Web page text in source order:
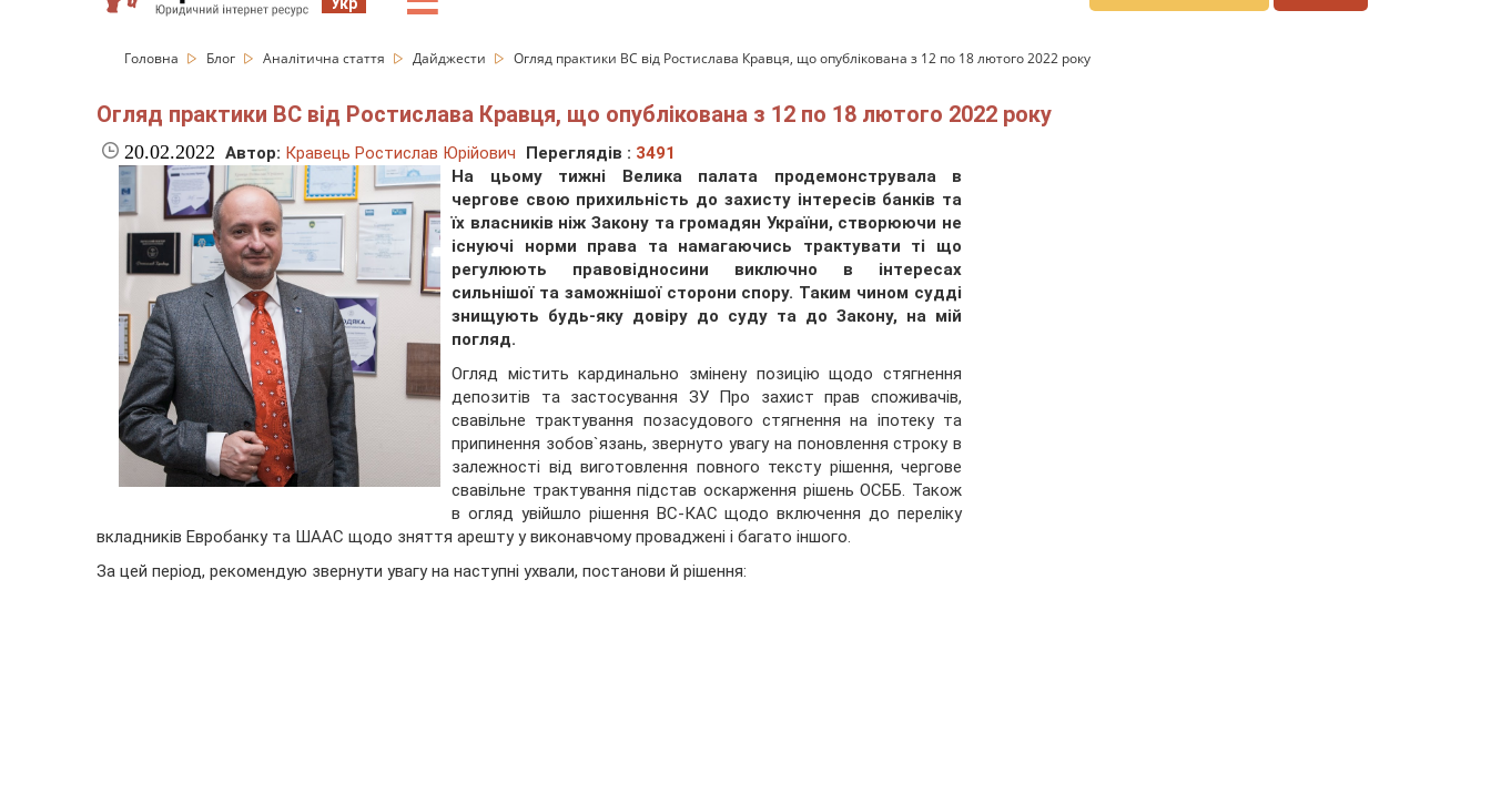
Головна Блог Аналітична стаття Дайджести Огляд практики ВС від Ростислава Кравця, що опублікована з 12 по 18 лютого 2022 року
Огляд практики ВС від Ростислава Кравця, що опублікована з 12 по 18 лютого 2022 року
20.02.2022 Автор: Кравець Ростислав Юрійович Переглядів : 3491
На цьому тижні Велика палата продемонструвала в
чергове свою прихильність до захисту інтересів банків та
їх власників ніж Закону та громадян України, створюючи не
існуючі норми права та намагаючись трактувати ті що
регулюють правовідносини виключно в інтересах
сильнішої та заможнішої сторони спору. Таким чином судді
знищують будь-яку довіру до суду та до Закону, на мій
погляд.
Огляд містить кардинально змінену позицію щодо стягнення
депозитів та застосування ЗУ Про захист прав споживачів,
свавільне трактування позасудового стягнення на іпотеку та
припинення зобов`язань, звернуто увагу на поновлення строку в
залежності від виготовлення повного тексту рішення, чергове
свавільне трактування підстав оскарження рішень ОСББ. Також
в огляд увійшло рішення ВС-КАС щодо включення до переліку
вкладників Евробанку та ШААС щодо зняття арешту у виконавчому проваджені і багато іншого.
За цей період, рекомендую звернути увагу на наступні ухвали, постанови й рішення: